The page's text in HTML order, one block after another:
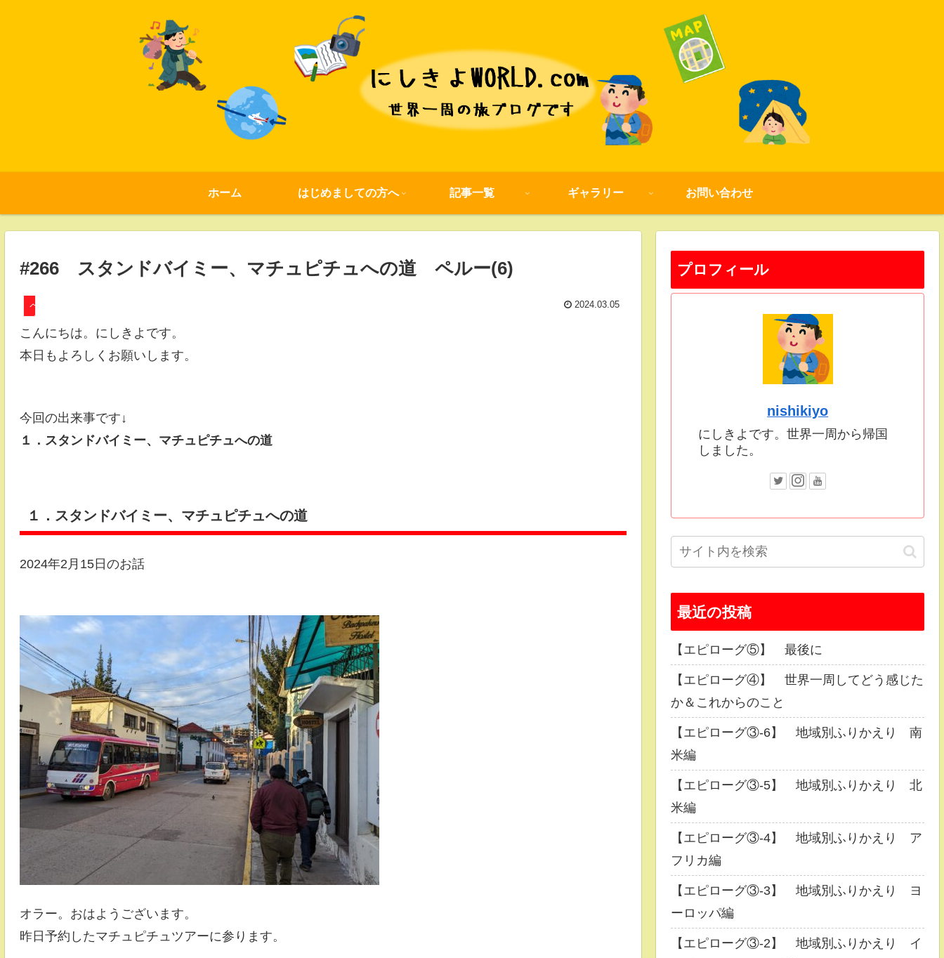
ホーム はじめましての方へ 記事一覧 ギャラリー お問い合わせ
#266 スタンドバイミー、マチュピチュへの道 ペルー(6)
ペルー 2024.03.05
こんにちは。にしきよです。
本日もよろしくお願いします。
今回の出来事です↓
１．スタンドバイミー、マチュピチュへの道
１．スタンドバイミー、マチュピチュへの道
2024年2月15日のお話
オラー。おはようございます。
昨日予約したマチュピチュツアーに参ります。
プロフィール
nishikiyo
にしきよです。世界一周から帰国
しました。
最近の投稿
【エピローグ⑤】 最後に
【エピローグ④】 世界一周してどう感じた
か＆これからのこと
【エピローグ③-6】 地域別ふりかえり 南
米編
【エピローグ③-5】 地域別ふりかえり 北
米編
【エピローグ③-4】 地域別ふりかえり ア
フリカ編
【エピローグ③-3】 地域別ふりかえり ヨ
ーロッパ編
【エピローグ③-2】 地域別ふりかえり イ